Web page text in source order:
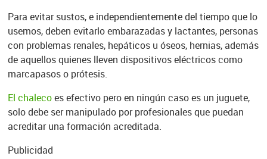
Para evitar sustos, e independientemente del tiempo que lo
usemos, deben evitarlo embarazadas y lactantes, personas
con problemas renales, hepáticos u óseos, hernias, además
de aquellos quienes lleven dispositivos eléctricos como
marcapasos o prótesis.
El chalecoes efectivo pero en ningún caso es un juguete,
solo debe sermanipulado por profesionales que puedan
acreditar una formación acreditada.
Publicidad